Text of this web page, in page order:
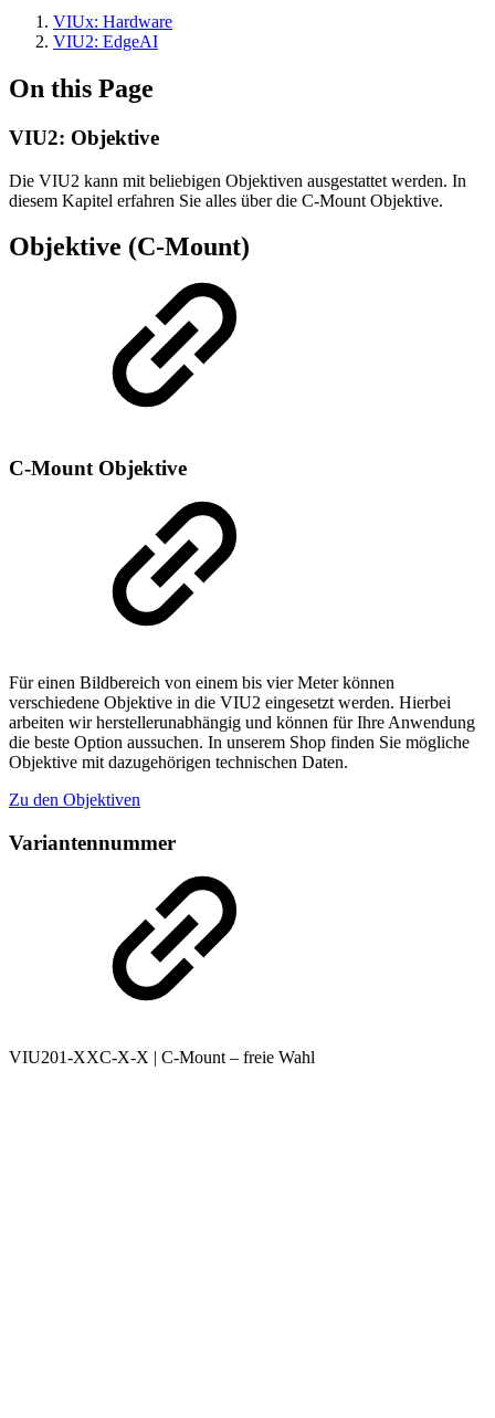
VIUx: Hardware
VIU2: EdgeAI
On this Page
VIU2: Objektive
Die VIU2 kann mit beliebigen Objektiven ausgestattet werden. In
diesem Kapitel erfahren Sie alles über die C-Mount Objektive.
Objektive (C-Mount)
C-Mount Objektive
Für einen Bildbereich von einem bis vier Meter können
verschiedene Objektive in die VIU2 eingesetzt werden. Hierbei
arbeiten wir herstellerunabhängig und können für Ihre Anwendung
die beste Option aussuchen. In unserem Shop finden Sie mögliche
Objektive mit dazugehörigen technischen Daten.
Zu den Objektiven
Variantennummer
VIU201-XXC-X-X | C-Mount – freie Wahl